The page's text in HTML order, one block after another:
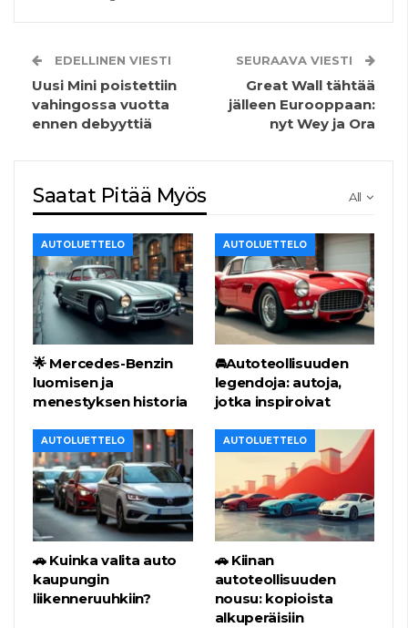
EDELLINEN VIESTI
Uusi Mini poistettiin
vahingossa vuotta
ennen debyyttiä
SEURAAVA VIESTI
Great Wall tähtää
jälleen Eurooppaan:
nyt Wey ja Ora
All
Saatat Pitää Myös
AUTOLUETTELO
🌟 Mercedes-Benzin
luomisen ja
menestyksen historia
AUTOLUETTELO
🚘Autoteollisuuden
legendoja: autoja,
jotka inspiroivat
AUTOLUETTELO
🚗 Kuinka valita auto
kaupungin
liikenneruuhkiin?
AUTOLUETTELO
🚗 Kiinan
autoteollisuuden
nousu: kopioista
alkuperäisiin